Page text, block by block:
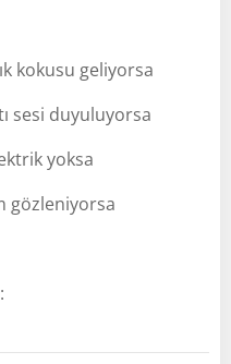
kokusu geliyorsa
sesi duyuluyorsa
yoksa
gözleniyorsa
: